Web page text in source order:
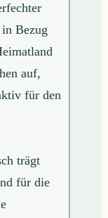
Bezug
auf,
für den
trägt
für die